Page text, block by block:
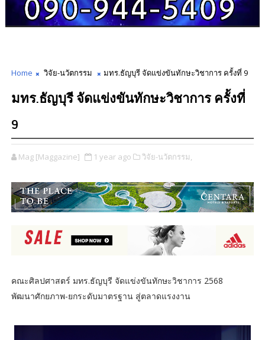
Home วิจัย-นวัตกรรม มทร.ธัญบุรี จัดแข่งขันทักษะวิชาการ ครั้งที่ 9
มทร.ธัญบุรี จัดแข่งขันทักษะวิชาการ ครั้งที่
9
Mag [Maggazine] 1 year ago วิจัย-นวัตกรรม,
คณะศิลปศาสตร์ มทร.ธัญบุรี จัดแข่งขันทักษะวิชาการ 2568
พัฒนาศักยภาพ-ยกระดับมาตรฐาน สู่ตลาดแรงงาน